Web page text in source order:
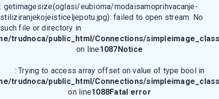
: getimagesize(oglasi/eubioma/modaisamoprihvacanje-
stiliziranjekojeisticeljepotu.jpg): failed to open stream: No
such file or directory in
trudnoca/public_html/Connections/
on line1087Notice
: Trying to access array offset on value of type bool in
trudnoca/public_html/Connections/
on line1088Fatal error